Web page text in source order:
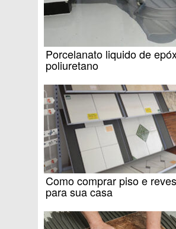
Porcelanato liquido de
poliuretano
Como comprar piso e
para sua casa